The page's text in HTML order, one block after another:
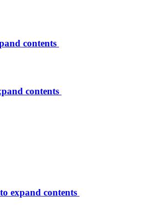
contents
contents
expand contents